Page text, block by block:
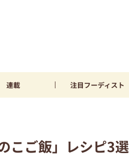
連載 注目フーディスト
こご飯」レシピ3選